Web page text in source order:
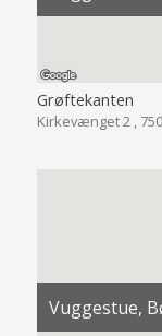
Grøftekanten
Kirkevænget 2 ,
Vuggestue,